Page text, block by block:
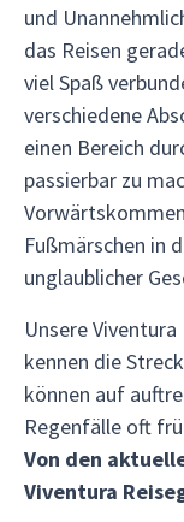
und
das Reisen
viel Spaß
verschiedene
einen Bereich
passierbar zu
Fußmärschen in
unglaublicher
Unsere
kennen die
können auf
Regenfälle oft
Von den
Viventura